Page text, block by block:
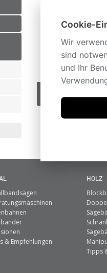
& Empfehlungen
HOLZ
Tipps
Cookie-
Wir
sind
und Ihr